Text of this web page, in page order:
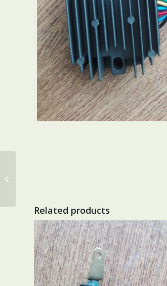
Related products